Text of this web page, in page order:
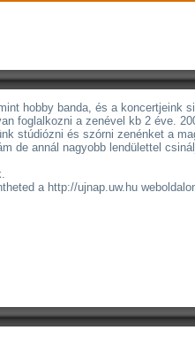
hobby banda, és a koncertjeink
foglalkozni a zenével kb 2 éve.
stúdiózni és szórni zenénket a
de annál nagyobb lendülettel
a http://ujnap.uw.hu